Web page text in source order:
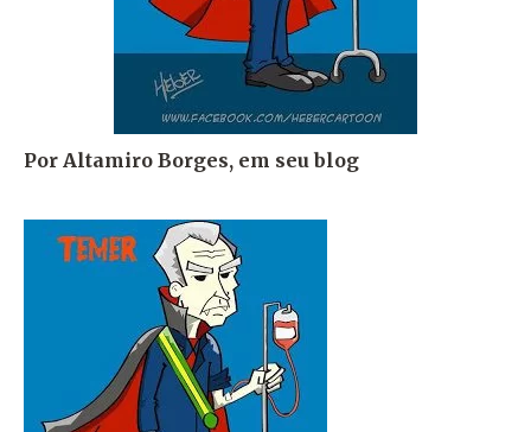
Por Altamiro Borges, em seu blog